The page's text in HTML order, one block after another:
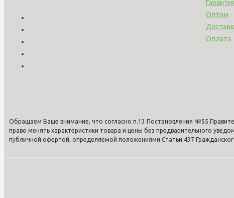
Оптом
Оплата
Обращаем Ваше внимание, что согласно п.13 Постановления №55
право менять характеристики товара и цены без предварительного
публичной офертой, определяемой положениями Статьи 437